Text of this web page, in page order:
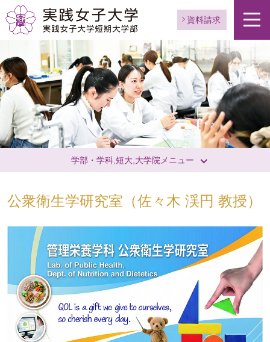
資料請求
学部・学科,短大,大学院メニュー
公衆衛生学研究室（佐々木 渓円 教授）